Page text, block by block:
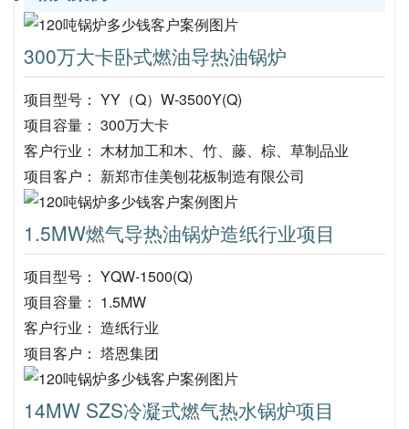
300万大卡卧式燃油导热油锅炉
项目型号： YY（Q）W-3500Y(Q)
项目容量： 300万大卡
客户行业： 木材加工和木、竹、藤、棕、草制品业
项目客户： 新郑市佳美刨花板制造有限公司
1.5MW燃气导热油锅炉造纸行业项目
项目型号： YQW-1500(Q)
项目容量： 1.5MW
客户行业： 造纸行业
项目客户： 塔恩集团
14MW SZS冷凝式燃气热水锅炉项目